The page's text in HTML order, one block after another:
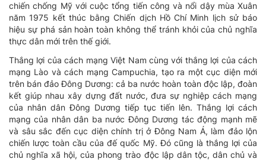
chiến chống Mỹ với cuộc tổng tiến công và nổi dậy mùa Xuân
năm 1975 kết thúc bằng Chiến dịch Hồ Chí Minh lịch sử báo
hiệu sự phá sản hoàn toàn không thể tránh khỏi của chủ nghĩa
thực dân mới trên thế giới.
Thắng lợi của cách mạng Việt Nam cùng với thắng lợi của cách
mạng Lào và cách mạng Campuchia, tạo ra một cục diện mới
trên bán đảo Đông Dương: cả ba nước hoàn toàn độc lập, đoàn
kết giúp nhau xây dựng đất nước, đưa sự nghiệp cách mạng
của nhân dân Đông Dương tiếp tục tiến lên. Thắng lợi cách
mạng của nhân dân ba nước Đông Dương tác động mạnh mẽ
và sâu sắc đến cục diện chính trị ở Đông Nam Á, làm đảo lộn
chiến lược toàn cầu của đế quốc Mỹ. Đó cũng là thắng lợi của
chủ nghĩa xã hội, của phong trào độc lập dân tộc, dân chủ và